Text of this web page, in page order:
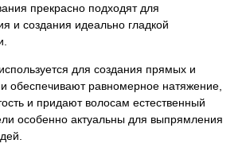
прекрасно подходят для
и создания идеально гладкой
для создания прямых и
обеспечивают равномерное натяжение,
и придают волосам естественный
особенно актуальны для выпрямления